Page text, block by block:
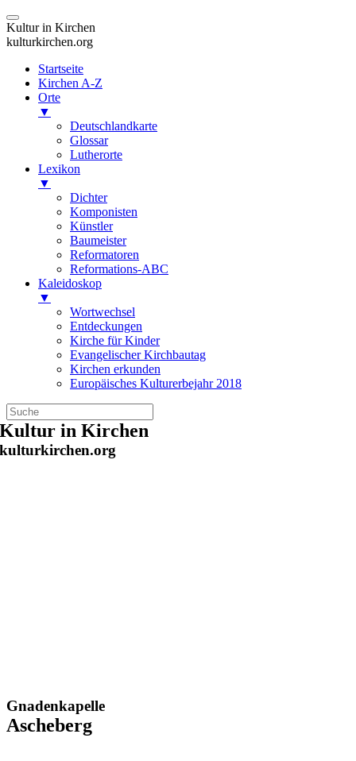
Kultur in Kirchen
kulturkirchen.org
Startseite
Kirchen A-Z
Orte
▼
Deutschlandkarte
Glossar
Lutherorte
Lexikon
▼
Dichter
Komponisten
Künstler
Baumeister
Reformatoren
Reformations-ABC
Kaleidoskop
▼
Wortwechsel
Entdeckungen
Kirche für Kinder
Evangelischer Kirchbautag
Kirchen erkunden
Europäisches Kulturerbejahr 2018
Zum
Inhalt
springen
Kultur in Kirchen
kulturkirchen.org
Gnadenkapelle
Ascheberg